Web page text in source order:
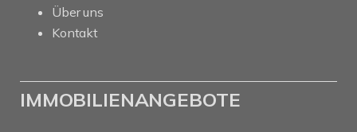
Über uns
Kontakt
IMMOBILIENANGEBOTE